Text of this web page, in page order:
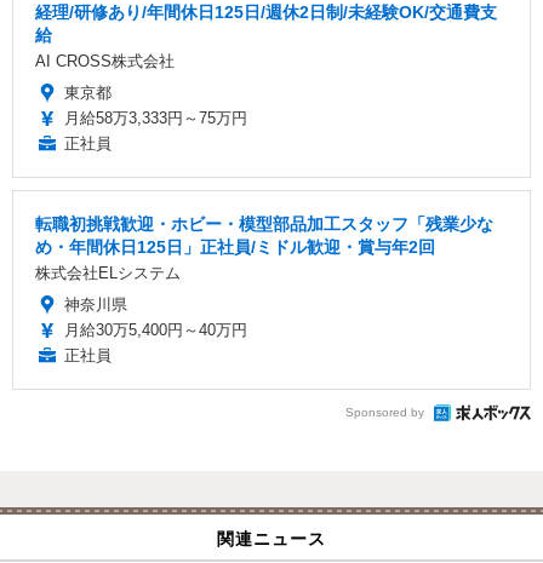
経理/研修あり/年間休日125日/週休2日制/未経験OK/交通費支
給
AI CROSS株式会社
東京都
月給58万3,333円～75万円
正社員
転職初挑戦歓迎・ホビー・模型部品加工スタッフ「残業少な
め・年間休日125日」正社員/ミドル歓迎・賞与年2回
株式会社ELシステム
神奈川県
月給30万5,400円～40万円
正社員
Sponsored by
関連ニュース